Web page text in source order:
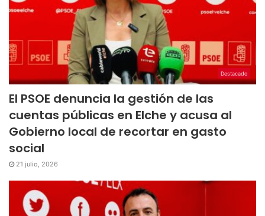
Destacado
El PSOE denuncia la gestión de las
cuentas públicas en Elche y acusa al
Gobierno local de recortar en gasto
social
21 julio, 2026